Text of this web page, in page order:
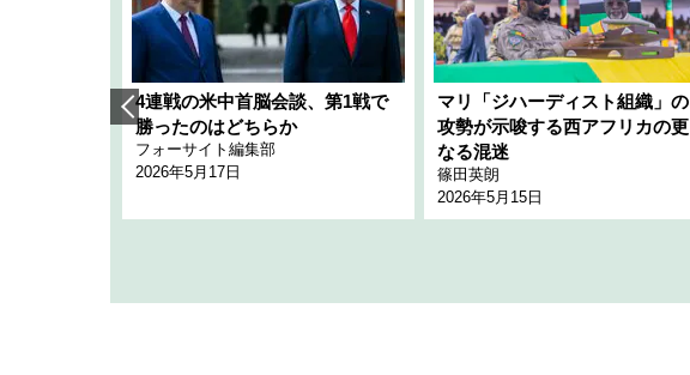
4連戦の米中首脳会談、第1戦で
勝ったのはどちらか
フォーサイト編集部
2026年5月17日
マリ「ジハーディスト組織」の
攻勢が示唆する西アフリカの更
なる混迷
篠田英朗
2026年5月15日